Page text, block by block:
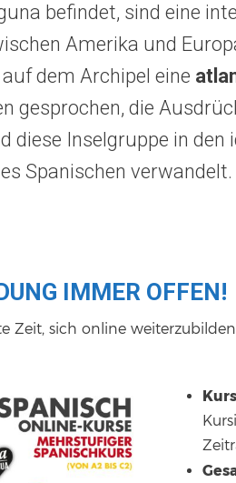
befindet, sind eine
Amerika und
dem Archipel eine
gesprochen, die
diese Inselgruppe in den
Spanischen verwandelt.
IMMER OFFEN!
Zeit, sich online